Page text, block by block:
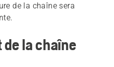
de la chaîne sera
la chaîne